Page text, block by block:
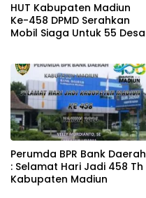
HUT Kabupaten Madiun
Ke-458 DPMD Serahkan
Mobil Siaga Untuk 55 Desa
Perumda BPR Bank Daerah
: Selamat Hari Jadi 458 Th
Kabupaten Madiun